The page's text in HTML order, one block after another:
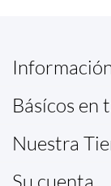
Básícos en
Nuestra